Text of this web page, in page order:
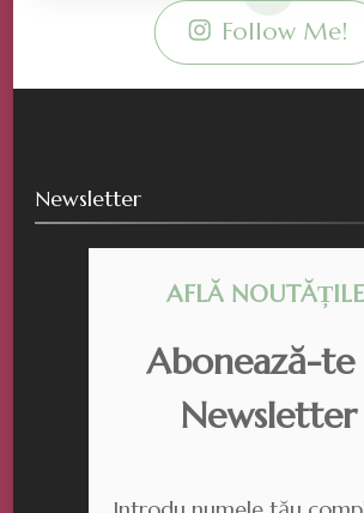
Follow Me!
Newsletter
AFLĂ
Abonează-te
Newsletter